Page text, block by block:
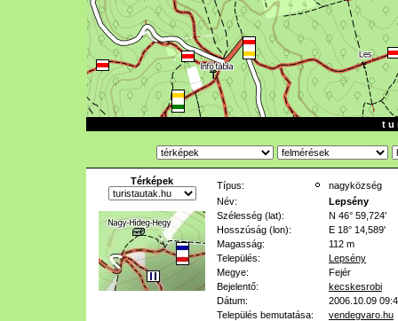
t u
Térképek Típus:
nagyközség
Név:
Lepsény
Szélesség (lat):
N 46° 59,724'
Hosszúság (lon):
E 18° 14,589'
Magasság:
112 m
Település:
Lepsény
Megye:
Fejér
Bejelentő:
kecskesrobi
Dátum:
2006.10.09
Település bemutatása:
vendegvaro.hu